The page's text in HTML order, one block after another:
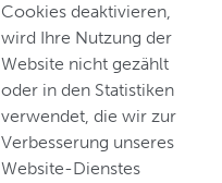
Cookies deaktivieren,
wird Ihre Nutzung der
Website nicht gezählt
oder in den Statistiken
verwendet, die wir zur
Verbesserung unseres
Website-Dienstes